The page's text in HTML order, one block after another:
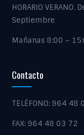
HORARIO
Septiembre
Mañanas 8:00 –
Contacto
TELÉFONO: 964 48
FAX: 964 48 03 72